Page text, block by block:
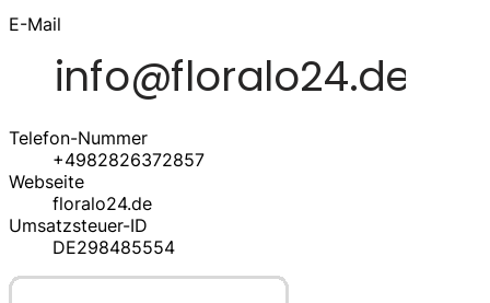
E-Mail
Telefon-Nummer
+4982826372857
Webseite
floralo24.de
Umsatzsteuer-ID
DE298485554